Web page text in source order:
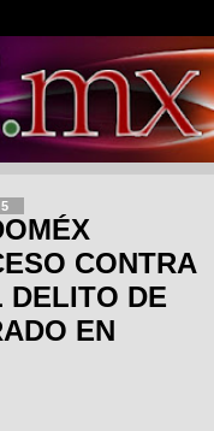
CONTRA
DELITO DE
EN